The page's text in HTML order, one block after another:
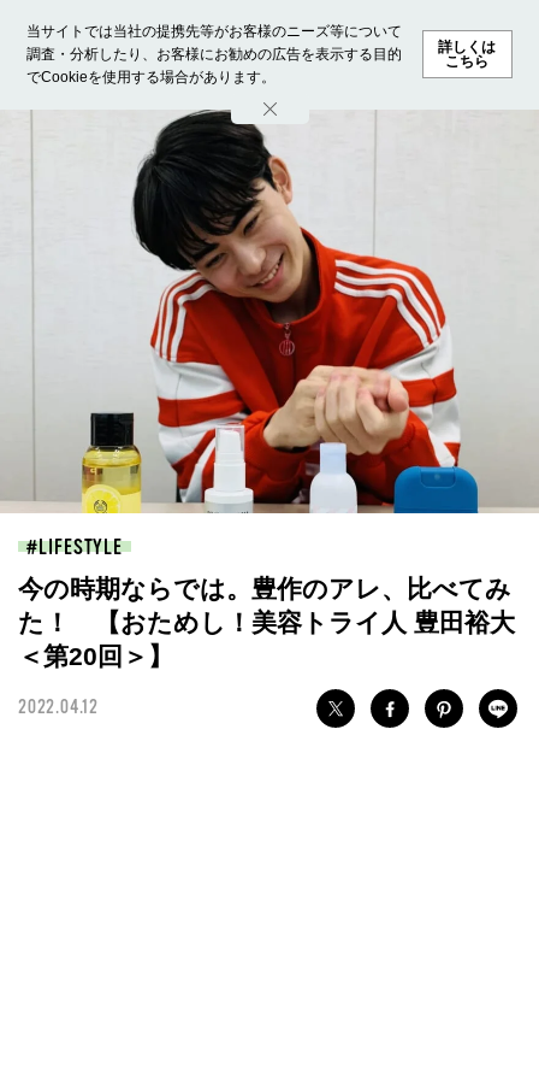
当サイトでは当社の提携先等がお客様のニーズ等について
調査・分析したり、お客様にお勧めの広告を表示する目的
でCookieを使用する場合があります。
詳しくは
こちら
ホーム モデル募集 ランキング ファッション ビューテ
LIFESTYLE
今の時期ならでは。豊作のアレ、比べてみ
た！ 【おためし！美容トライ人 豊田裕大
＜第20回＞】
2022.04.12